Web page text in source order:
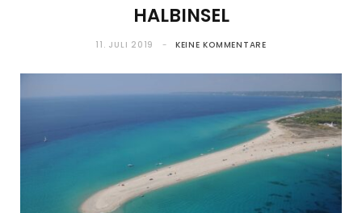
r m t
HALBINSEL
11. JULI 2019 KEINE KOMMENTARE